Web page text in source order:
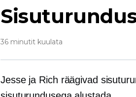
36 minutit kuulata
Jesse ja Rich räägivad